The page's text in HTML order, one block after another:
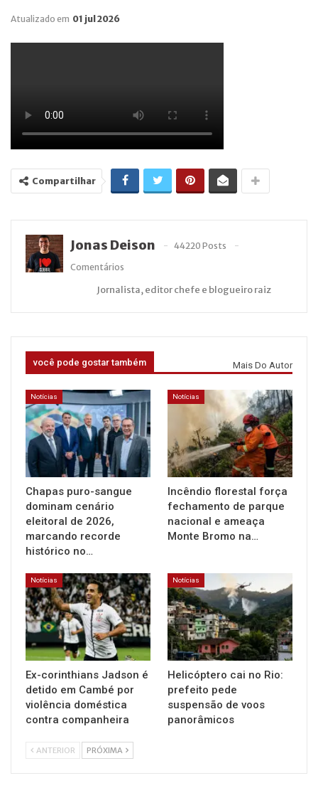
Atualizado em 01 jul 2026
Compartilhar
Jonas Deison
44220 Posts
Comentários
Jornalista, editor chefe e blogueiro raiz
você pode gostar também Mais Do Autor
Notícias
Chapas puro-sangue
dominam cenário
eleitoral de 2026,
marcando recorde
histórico no…
Notícias
Incêndio florestal força
fechamento de parque
nacional e ameaça
Monte Bromo na…
Notícias
Ex-corinthians Jadson é
detido em Cambé por
violência doméstica
contra companheira
Notícias
Helicóptero cai no Rio:
prefeito pede
suspensão de voos
panorâmicos
ANTERIOR PRÓXIMA